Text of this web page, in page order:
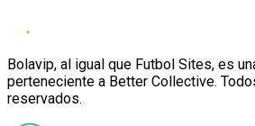
Bolavip, al igual que Futbol Sites, es
perteneciente a Better Collective.
reservados.